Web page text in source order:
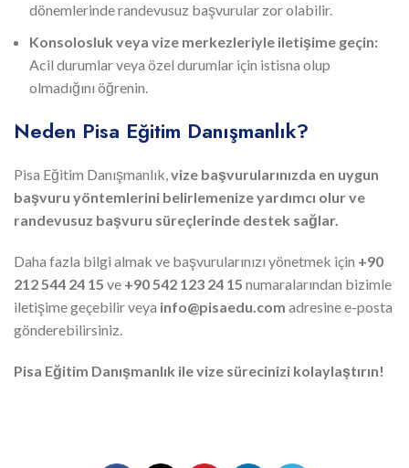
dönemlerinde randevusuz başvurular zor olabilir.
Konsolosluk veya vize merkezleriyle iletişime geçin:
Acil durumlar veya özel durumlar için istisna olup
olmadığını öğrenin.
Neden Pisa Eğitim Danışmanlık?
Pisa Eğitim Danışmanlık,vize başvurularınızda en uygun
başvuru yöntemlerini belirlemenize yardımcı olur ve
randevusuz başvuru süreçlerinde destek sağlar.
Daha fazla bilgi almak ve başvurularınızı yönetmek için +90
212 544 24 15 ve +90 542 123 24 15 numaralarından bizimle
iletişime geçebilir veya info@pisaedu.com adresine e-posta
gönderebilirsiniz.
Pisa Eğitim Danışmanlık ile vize sürecinizi kolaylaştırın!